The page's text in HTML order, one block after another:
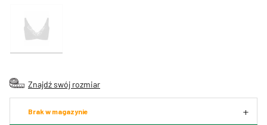
Znajdź swój rozmiar
Brak w magazynie